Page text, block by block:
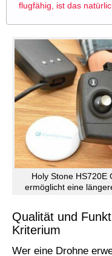
flugfähig, ist das
Holy Stone HS720E
ermöglicht eine
Qualität und
Kriterium
Wer eine Drohne